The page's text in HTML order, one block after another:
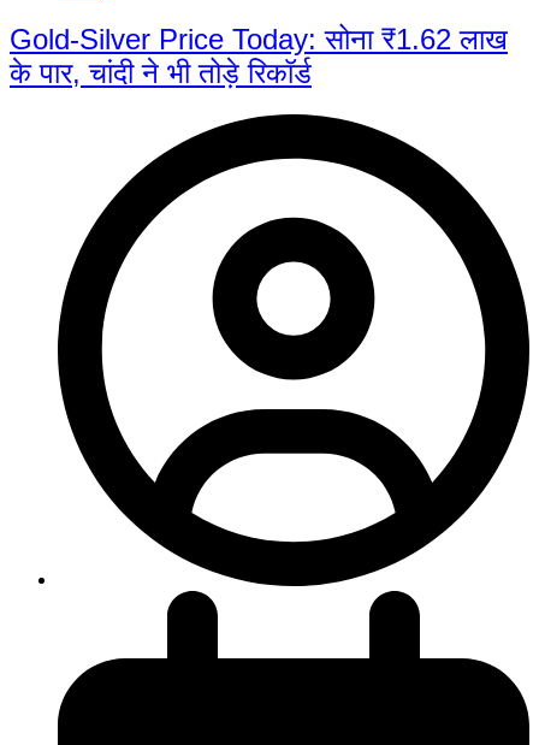
Gold-Silver Price Today: सोना ₹1.62 लाख
के पार, चांदी ने भी तोड़े रिकॉर्ड